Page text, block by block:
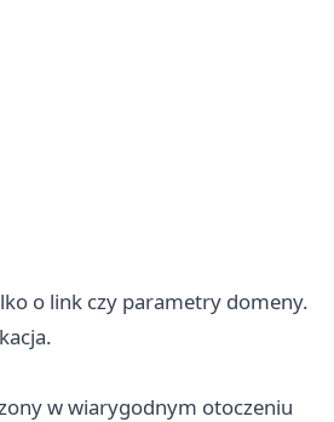
o link czy parametry domeny.
w wiarygodnym otoczeniu